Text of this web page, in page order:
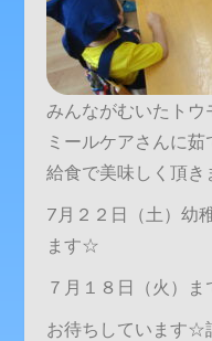
みんながむいたトウ
ミールケアさんに茹
給食で美味しく頂き
7月２２日（土）幼
ます☆
７月１８日（火）ま
お待ちしています☆